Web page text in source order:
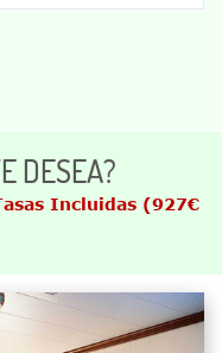
DESEA?
Incluidas (927€